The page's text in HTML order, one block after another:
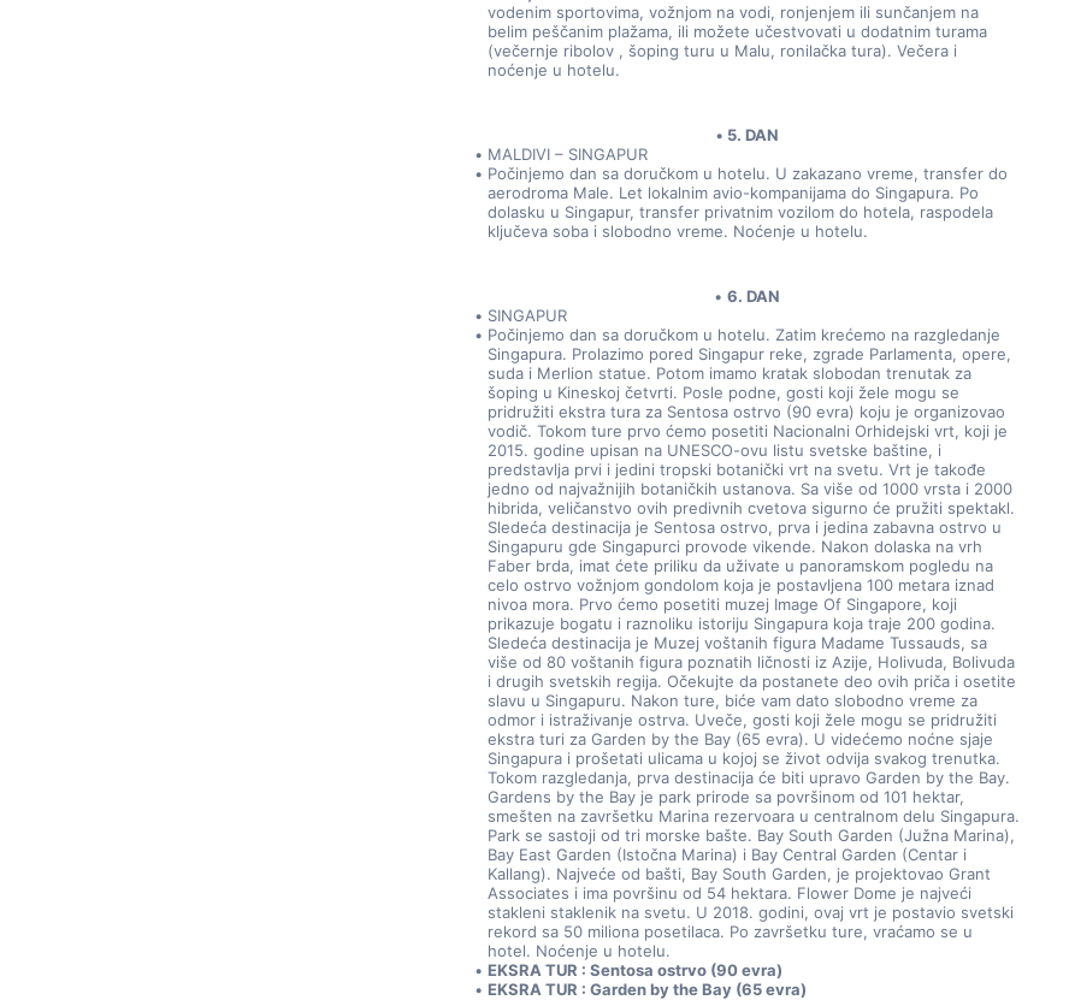
vodenim sportovima, vožnjom na vodi, ronjenjem ili sunčanjem na
belim peščanim plažama, ili možete učestvovati u dodatnim turama
(večernje ribolov , šoping turu u Malu, ronilačka tura). Večera i
noćenje u hotelu.
5. DAN
MALDIVI – SINGAPUR
Počinjemo dan sa doručkom u hotelu. U zakazano vreme, transfer do
aerodroma Male. Let lokalnim avio-kompanijama do Singapura. Po
dolasku u Singapur, transfer privatnim vozilom do hotela, raspodela
ključeva soba i slobodno vreme. Noćenje u hotelu.
6. DAN
SINGAPUR
Počinjemo dan sa doručkom u hotelu. Zatim krećemo na razgledanje
Singapura. Prolazimo pored Singapur reke, zgrade Parlamenta, opere,
suda i Merlion statue. Potom imamo kratak slobodan trenutak za
šoping u Kineskoj četvrti. Posle podne, gosti koji žele mogu se
pridružiti ekstra tura za Sentosa ostrvo (90 evra) koju je organizovao
vodič. Tokom ture prvo ćemo posetiti Nacionalni Orhidejski vrt, koji je
2015. godine upisan na UNESCO-ovu listu svetske baštine, i
predstavlja prvi i jedini tropski botanički vrt na svetu. Vrt je takođe
jedno od najvažnijih botaničkih ustanova. Sa više od 1000 vrsta i 2000
hibrida, veličanstvo ovih predivnih cvetova sigurno će pružiti spektakl.
Sledeća destinacija je Sentosa ostrvo, prva i jedina zabavna ostrvo u
Singapuru gde Singapurci provode vikende. Nakon dolaska na vrh
Faber brda, imat ćete priliku da uživate u panoramskom pogledu na
celo ostrvo vožnjom gondolom koja je postavljena 100 metara iznad
nivoa mora. Prvo ćemo posetiti muzej Image Of Singapore, koji
prikazuje bogatu i raznoliku istoriju Singapura koja traje 200 godina.
Sledeća destinacija je Muzej voštanih figura Madame Tussauds, sa
više od 80 voštanih figura poznatih ličnosti iz Azije, Holivuda, Bolivuda
i drugih svetskih regija. Očekujte da postanete deo ovih priča i osetite
slavu u Singapuru. Nakon ture, biće vam dato slobodno vreme za
odmor i istraživanje ostrva. Uveče, gosti koji žele mogu se pridružiti
ekstra turi za Garden by the Bay (65 evra). U videćemo noćne sjaje
Singapura i prošetati ulicama u kojoj se život odvija svakog trenutka.
Tokom razgledanja, prva destinacija će biti upravo Garden by the Bay.
Gardens by the Bay je park prirode sa površinom od 101 hektar,
smešten na završetku Marina rezervoara u centralnom delu Singapura.
Park se sastoji od tri morske bašte. Bay South Garden (Južna Marina),
Bay East Garden (Istočna Marina) i Bay Central Garden (Centar i
Kallang). Najveće od bašti, Bay South Garden, je projektovao Grant
Associates i ima površinu od 54 hektara. Flower Dome je najveći
stakleni staklenik na svetu. U 2018. godini, ovaj vrt je postavio svetski
rekord sa 50 miliona posetilaca. Po završetku ture, vraćamo se u
hotel. Noćenje u hotelu.
EKSRA TUR : Sentosa ostrvo (90 evra)
EKSRA TUR : Garden by the Bay (65 evra)